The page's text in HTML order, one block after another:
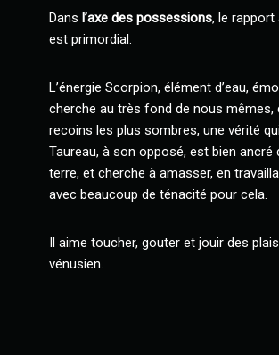
Dans l’axe des possessions, le rapport
est primordial.
L’énergie Scorpion, élément d’eau,
cherche au très fond de nous mêmes,
recoins les plus sombres, une vérité
Taureau, à son opposé, est bien ancré
terre, et cherche à amasser, en
avec beaucoup de ténacité pour cela.
Il aime toucher, gouter et jouir des
vénusien.